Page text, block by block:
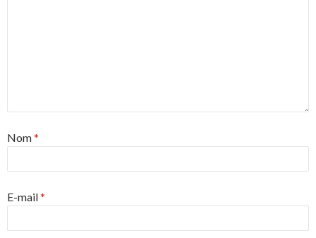
Nom*
E-mail*